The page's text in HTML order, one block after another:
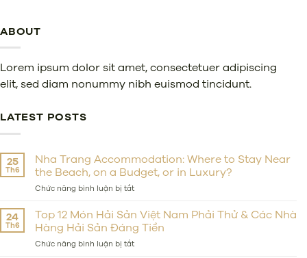
ABOUT
Lorem ipsum dolor sit amet, consectetuer adipiscing
elit, sed diam nonummy nibh euismod tincidunt.
LATEST POSTS
25
Th6
Nha Trang Accommodation: Where to Stay Near
the Beach, on a Budget, or in Luxury?
Chức năng bình luận bị tắtở
Trang
Accommodation:
Where
to
24
Th6
Top 12 Món Hải Sản Việt Nam Phải Thử & Các Nhà
Hàng Hải Sản Đáng Tiền
Chức năng bình luận bị tắtở